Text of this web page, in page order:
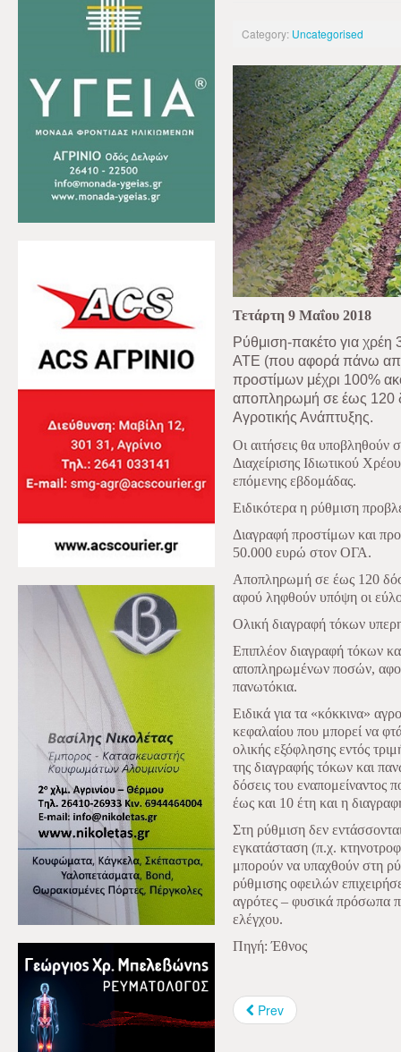
Category: Uncategorised
Τετάρτη 9 Μαΐου 2018
Ρύθμιση-πακέτο για
ΑΤΕ (που αφορά πάνω
προστίμων μέχρι 100%
αποπληρωμή σε έως 120
Αγροτικής Ανάπτυξης.
Οι αιτήσεις θα υποβληθούν
Διαχείρισης Ιδιωτικού
επόμενης εβδομάδας.
Ειδικότερα η ρύθμιση
Διαγραφή προστίμων και
50.000 ευρώ στον ΟΓΑ.
Αποπληρωμή σε έως 120
αφού ληφθούν υπόψη οι
Ολική διαγραφή τόκων
Επιπλέον διαγραφή τόκων
αποπληρωμένων ποσών,
πανωτόκια.
Ειδικά για τα «κόκκινα»
κεφαλαίου που μπορεί να
ολικής εξόφλησης εντός
της διαγραφής τόκων και
δόσεις του εναπομείναντος
έως και 10 έτη και η
Στη ρύθμιση δεν
εγκατάσταση (π.χ.
μπορούν να υπαχθούν στη
ρύθμισης οφειλών
αγρότες – φυσικά πρόσωπα
ελέγχου.
Πηγή: Έθνος
Prev